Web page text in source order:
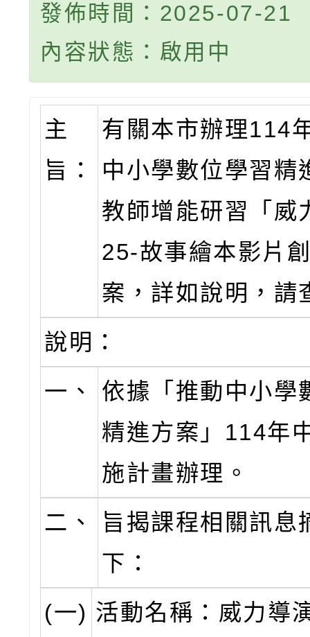
發佈時間：2025-07-21
內容狀態：啟用中
主
旨：
有關本市辦理114
中小學數位學習精
教師增能研習「威
25-故事繪本影片
案，詳如說明，請
說明：
一、
依據「推動中小學
精進方案」114年
施計畫辦理。
二、
旨揭課程相關訊息
下：
(一) 活動名稱：威力導